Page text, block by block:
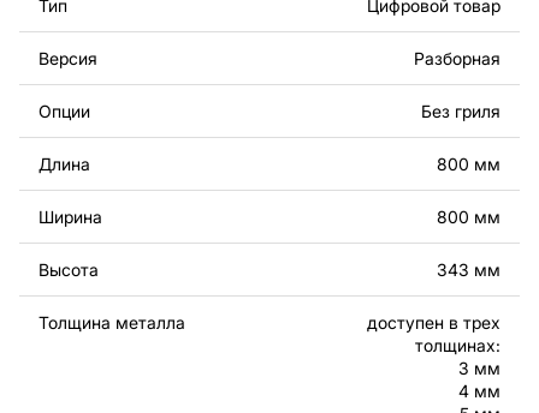
изделие самостоятельно. Чертежи созданы с учетом
могли наслаждаться процессом работы над вашим
Вы можете использовать файлы для создания
готовых изделий как для личного, так и для
коммерческого использования, включая продажу
готовых изделий, изготовленных по этим чертежам.
Подчеркиваем, что перепродажа и распространение
этих оригинальных или отредактированных файлов
запрещены.
За дополнительную плату мы можем добавить любой
текст, изображение, логотип вашей компании или
Тип Цифровой товар
Версия Разборная
Опции Без гриля
Длина 800 мм
Ширина 800 мм
Высота 343 мм
Толщина металла
доступен в трех
толщинах:
3 мм
4 мм